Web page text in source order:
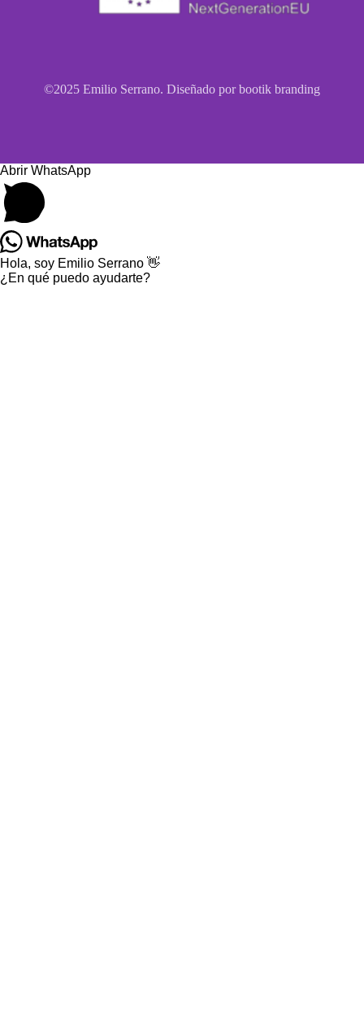
©2025 Emilio Serrano. Diseñado por bootik branding
Abrir WhatsApp
Hola, soy Emilio Serrano 👋
¿En qué puedo ayudarte?